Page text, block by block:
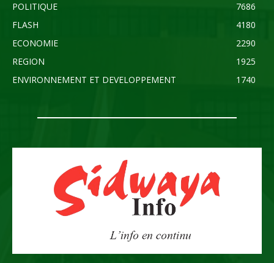
POLITIQUE
7686
FLASH
4180
ECONOMIE
2290
REGION
1925
ENVIRONNEMENT ET DEVELOPPEMENT
1740